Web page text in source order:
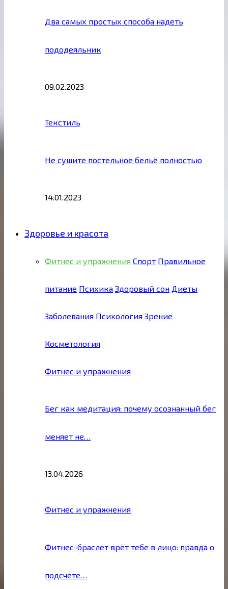
Два самых простых способа надеть
пододеяльник
09.02.2023
Текстиль
Не сушите постельное бельё полностью
14.01.2023
Здоровье и красота
Фитнес и упражнения Спорт Правильное
питание Психика Здоровый сон Диеты
Заболевания Психология Зрение
Косметология
Фитнес и упражнения
Бег как медитация: почему осознанный бег
меняет не…
13.04.2026
Фитнес и упражнения
Фитнес-браслет врёт тебе в лицо: правда о
подсчёте…